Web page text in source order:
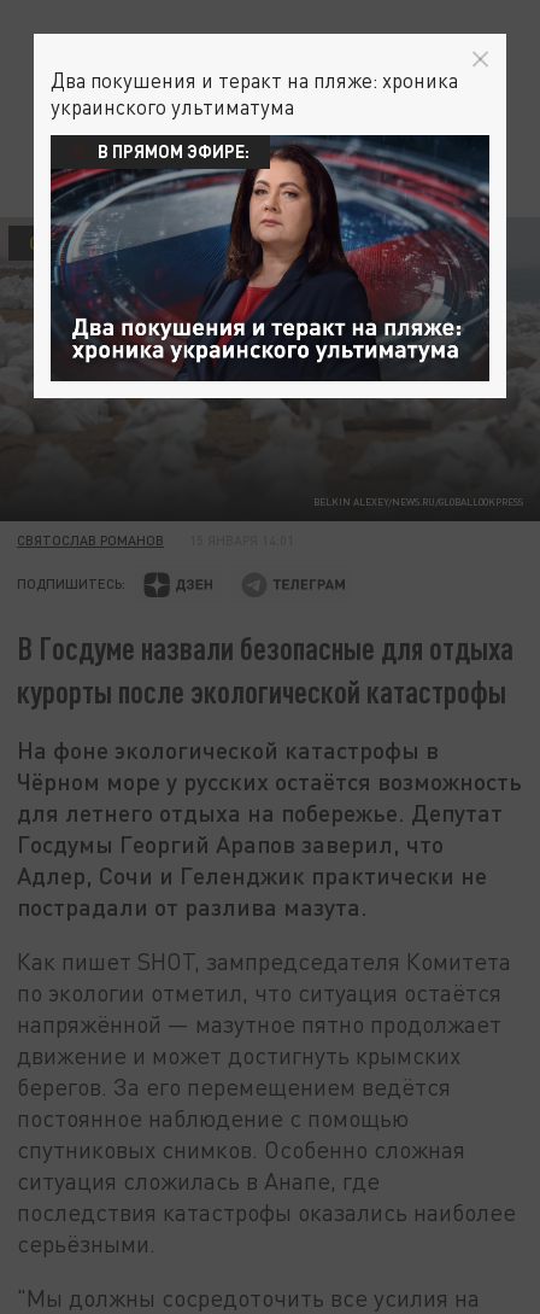
BELKIN ALEXEY/NEWS.RU/GLOBALLOOKPRESS
ОБЩЕСТВО
СВЯТОСЛАВ РОМАНОВ
ПОДПИШИТЕСЬ:
В Госдуме назвали безопасные для отдыха
курорты после экологической катастрофы
На фоне экологической катастрофы в
Чёрном море у русских остаётся возможность
для летнего отдыха на побережье. Депутат
Госдумы Георгий Арапов заверил, что
Адлер, Сочи и Геленджик практически не
пострадали от разлива мазута.
Как пишет SHOT, зампредседателя Комитета
по экологии отметил, что ситуация остаётся
напряжённой — мазутное пятно продолжает
движение и может достигнуть крымских
берегов. За его перемещением ведётся
постоянное наблюдение с помощью
спутниковых снимков. Особенно сложная
ситуация сложилась в Анапе, где
последствия катастрофы оказались наиболее
серьёзными.
"Мы должны сосредоточить все усилия на
Два покушения и теракт на пляже: хроника
украинского ультиматума
В ПРЯМОМ ЭФИРЕ: